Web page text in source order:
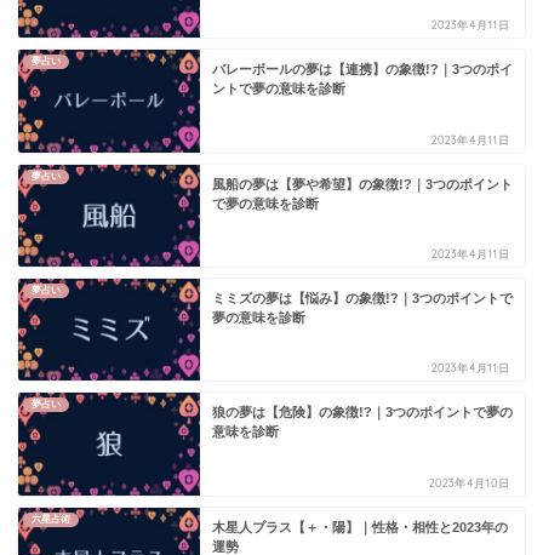
2023年4月11日
夢占い
バレーボールの夢は【連携】の象徴!?｜3つのポイ
ントで夢の意味を診断
2023年4月11日
夢占い
風船の夢は【夢や希望】の象徴!?｜3つのポイント
で夢の意味を診断
2023年4月11日
夢占い
ミミズの夢は【悩み】の象徴!?｜3つのポイントで
夢の意味を診断
2023年4月11日
夢占い
狼の夢は【危険】の象徴!?｜3つのポイントで夢の
意味を診断
2023年4月10日
六星占術
木星人プラス【＋・陽】｜性格・相性と2023年の
運勢